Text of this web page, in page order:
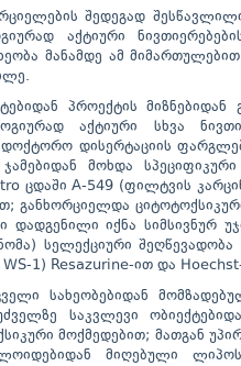
შედეგად
აქტიური
მანამდე ამ
პროექტის
აქტიური სხვა
დისერტაციის
მოხდა
ცდაში A-549 (ფილტვის
განხორციელდა
დადგენილი იქნა სიმსივნურ
სელექციური
1) Resazurine-ით და
სახეობებიდან
საკვლევი
მოქმედებით; მათგან
მიღებული